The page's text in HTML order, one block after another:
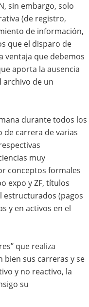
sin embargo, solo
(de registro,
de información,
que el disparo de
ventaja que debemos
aporta la ausencia
archivo de un
durante todos los
carrera de varias
muy
conceptos formales
expo y ZF, títulos
estructurados (pagos
y en activos en el
que realiza
bien sus carreras y se
y no reactivo, la
su